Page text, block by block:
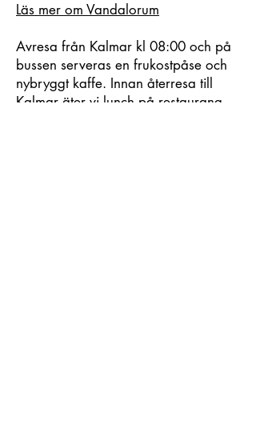
Läs mer om Vandalorum
Avresa från Kalmar kl 08:00 och på
bussen serveras en frukostpåse och
nybryggt kaffe. Innan återresa till
Kalmar äter vi lunch på restaurang